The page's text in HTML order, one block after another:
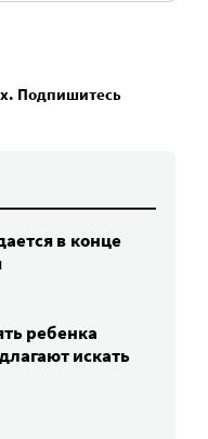
Подпишитесь
в конце
ребенка
искать